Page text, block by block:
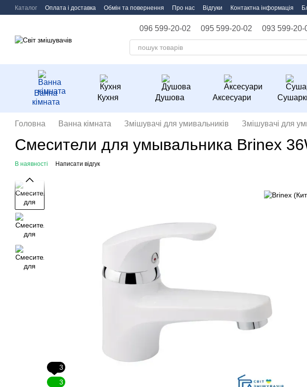
Перейти до основного контенту
Каталог Оплата і доставка Обмін та повернення Про нас Відгуки Контактна інформація
096 599-20-02 095 599-20-02 093 599-20-
Ванна
кімната
Кухня Душова Аксесуари
Головна Ванна кімната Змішувачі для умивальників Змішувачі для
Смесители для умывальника Brinex
В наявності Написати відгук
3
3